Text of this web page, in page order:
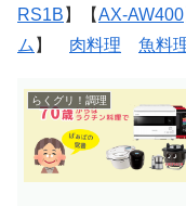
RS1B 】【AX-AW400
ム 】 肉料理 魚料
らくグリ！調理